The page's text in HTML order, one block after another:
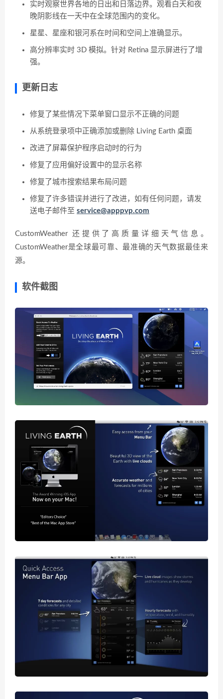
实时观察世界各地的日出和日落边界。观看白天和夜
晚阴影线在一天中在全球范围内的变化。
星星、星座和银河系在时间和空间上准确显示。
高分辨率实时 3D 模拟。针对 Retina 显示屏进行了增
强。
更新日志
修复了某些情况下菜单窗口显示不正确的问题
从系统登录项中正确添加或删除 Living Earth 桌面
改进了屏幕保护程序启动时的行为
修复了应用偏好设置中的显示名称
修复了城市搜索结果布局问题
修复了许多错误并进行了改进，如有任何问题，请发
送电子邮件至 service@apppvp.com
CustomWeather 还提供了高质量详细天气信息。
CustomWeather是全球最可靠、最准确的天气数据最佳来
源。
软件截图